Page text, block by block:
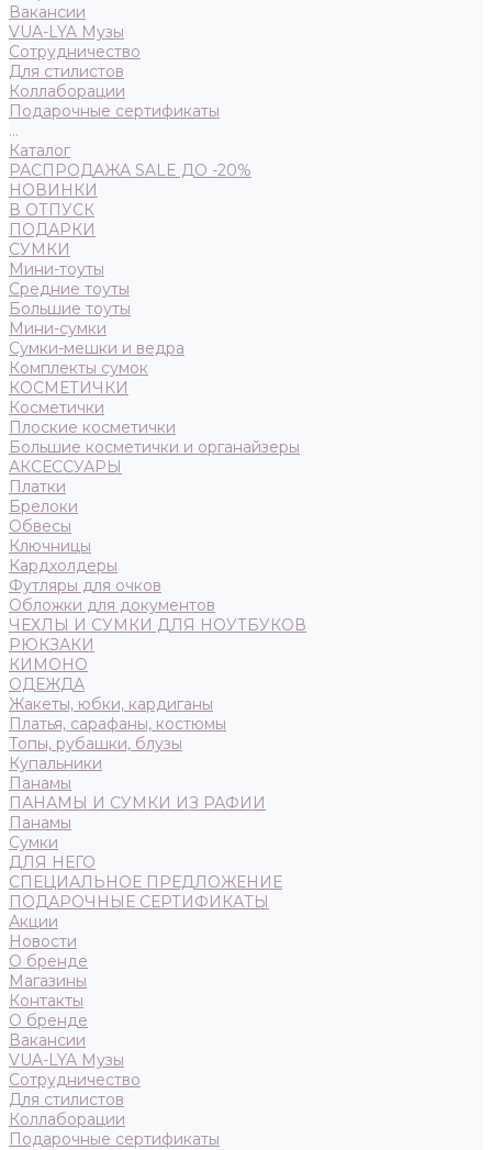
Вакансии
VUA-LYA Музы
Сотрудничество
Для стилистов
Коллаборации
Подарочные сертификаты
...
Каталог
РАСПРОДАЖА SALE ДО -20%
НОВИНКИ
В ОТПУСК
ПОДАРКИ
СУМКИ
Мини-тоуты
Средние тоуты
Большие тоуты
Мини-сумки
Сумки-мешки и ведра
Комплекты сумок
КОСМЕТИЧКИ
Косметички
Плоские косметички
Большие косметички и органайзеры
АКСЕССУАРЫ
Платки
Брелоки
Обвесы
Ключницы
Кардхолдеры
Футляры для очков
Обложки для документов
ЧЕХЛЫ И СУМКИ ДЛЯ НОУТБУКОВ
РЮКЗАКИ
КИМОНО
ОДЕЖДА
Жакеты, юбки, кардиганы
Платья, сарафаны, костюмы
Топы, рубашки, блузы
Купальники
Панамы
ПАНАМЫ И СУМКИ ИЗ РАФИИ
Панамы
Сумки
ДЛЯ НЕГО
СПЕЦИАЛЬНОЕ ПРЕДЛОЖЕНИЕ
ПОДАРОЧНЫЕ СЕРТИФИКАТЫ
Акции
Новости
О бренде
Магазины
Контакты
О бренде
Вакансии
VUA-LYA Музы
Сотрудничество
Для стилистов
Коллаборации
Подарочные сертификаты